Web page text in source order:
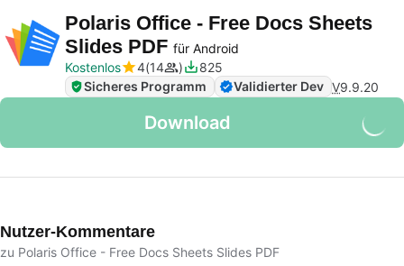
Polaris Office - Free Docs Sheets
Slides PDF für Android
Kostenlos
4 14
825
Sicheres Programm
Validierter Dev V9.9.20
Download
Nutzer-Kommentare
zu Polaris Office - Free Docs Sheets Slides PDF